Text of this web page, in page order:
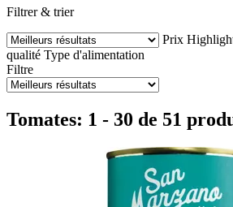
Filtrer & trier
Prix
qualité Type d'alimentation
Filtre
Tomates: 1 - 30 de 51